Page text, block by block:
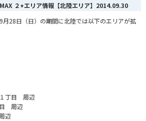
２+エリア情報【北陸エリア】 2014.09.30
28日（日）の期間に北陸では以下のエリアが拡
１丁目 周辺
目 周辺
辺